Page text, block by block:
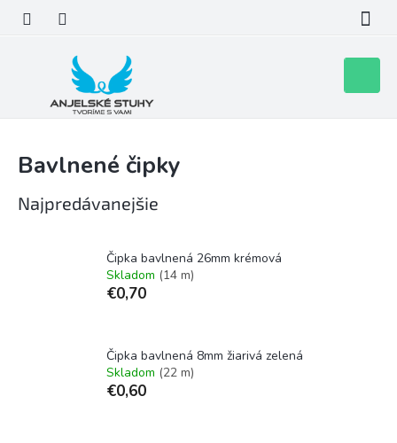
obsah
košík
Bavlnené čipky
Najpredávanejšie
Čipka bavlnená 26mm krémová
Skladom (14 m)
€0,70
Čipka bavlnená 8mm žiarivá zelená
Skladom (22 m)
€0,60